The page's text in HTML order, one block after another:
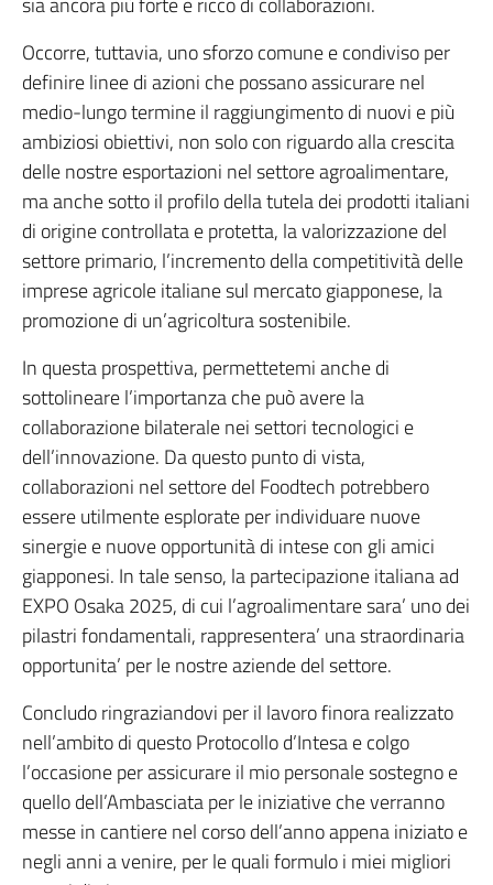
Occorre, tuttavia, uno sforzo comune e condiviso per
definire linee di azioni che possano assicurare nel
medio-lungo termine il raggiungimento di nuovi e più
ambiziosi obiettivi, non solo con riguardo alla crescita
delle nostre esportazioni nel settore agroalimentare,
ma anche sotto il profilo della tutela dei prodotti italiani
di origine controllata e protetta, la valorizzazione del
settore primario, l’incremento della competitività delle
imprese agricole italiane sul mercato giapponese, la
promozione di un’agricoltura sostenibile.
In questa prospettiva, permettetemi anche di
sottolineare l’importanza che può avere la
collaborazione bilaterale nei settori tecnologici e
dell’innovazione. Da questo punto di vista,
collaborazioni nel settore del Foodtech potrebbero
essere utilmente esplorate per individuare nuove
sinergie e nuove opportunità di intese con gli amici
giapponesi. In tale senso, la partecipazione italiana ad
EXPO Osaka 2025, di cui l’agroalimentare sara’ uno dei
pilastri fondamentali, rappresentera’ una straordinaria
opportunita’ per le nostre aziende del settore.
Concludo ringraziandovi per il lavoro finora realizzato
nell’ambito di questo Protocollo d’Intesa e colgo
l’occasione per assicurare il mio personale sostegno e
quello dell’Ambasciata per le iniziative che verranno
messe in cantiere nel corso dell’anno appena iniziato e
negli anni a venire, per le quali formulo i miei migliori